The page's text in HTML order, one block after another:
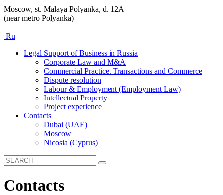
Moscow, st. Malaya Polyanka, d. 12A
(near metro Polyanka)
Ru
Legal Support of Business in Russia
Corporate Law and M&A
Commercial Practice. Transactions and Commerce
Dispute resolution
Labour & Employment (Employment Law)
Intellectual Property
Project experience
Contacts
Dubai (UAE)
Moscow
Nicosia (Cyprus)
Contacts